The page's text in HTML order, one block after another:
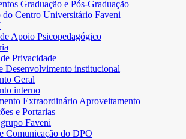
Graduação e Pós-Graduação
do Centro Universitário Faveni
Apoio Psicopedagógico
Privacidade
Desenvolvimento institucional
Geral
interno
Extraordinário Aproveitamento
e Portarias
Faveni
Comunicação do DPO